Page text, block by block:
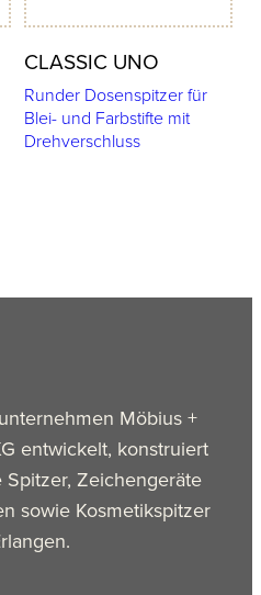
CLASSIC UNO
Runder Dosenspitzer für
Blei- und Farbstifte mit
Drehverschluss
Möbius +
entwickelt, konstruiert
Zeichengeräte
sowie Kosmetikspitzer